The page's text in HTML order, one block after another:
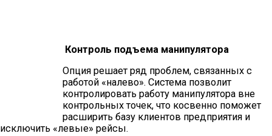
Контроль подъема манипулятора
Опция решает ряд проблем, связанных с
работой «налево». Система позволит
контролировать работу манипулятора вне
контрольных точек, что косвенно поможет
расширить базу клиентов предприятия и
исключить «левые» рейсы.